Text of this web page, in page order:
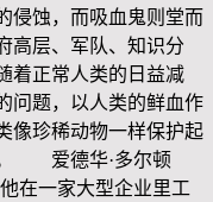
侵蚀，而吸血鬼则堂而
高层、军队、知识分
正常人类的日益减
问题，以人类的鲜血作
像珍稀动物一样保护起
。 爱德华·多尔顿
在一家大型企业里工